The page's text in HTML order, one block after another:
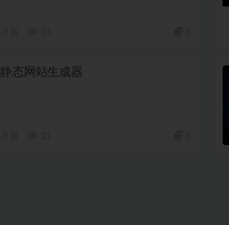
态网站生成器